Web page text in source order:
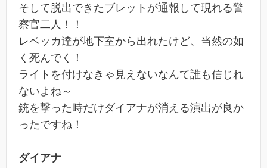
そして脱出できたブレットが通報して現れる警
察官二人！！
レベッカ達が地下室から出れたけど、当然の如
く死んでく！
ライトを付けなきゃ見えないなんて誰も信じれ
ないよね～
銃を撃った時だけダイアナが消える演出が良か
ったですね！
ダイアナ